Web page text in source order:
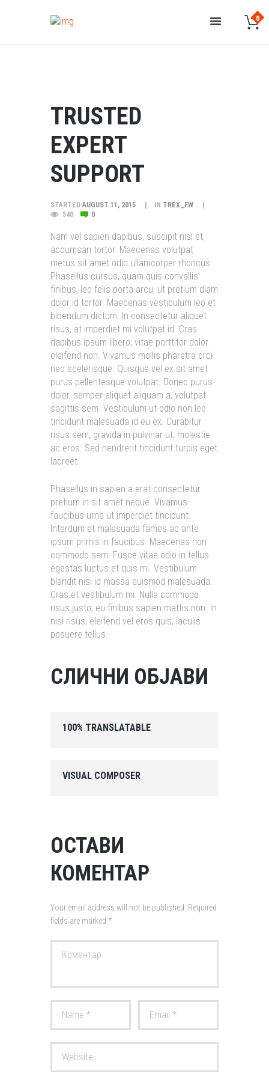
TRUSTED
EXPERT
SUPPORT
STARTED AUGUST 11, 2015 IN TREX_FW
540
0
Nam vel sapien dapibus, suscipit nisl et,
accumsan tortor. Maecenas volutpat
metus sit amet odio ullamcorper rhoncus.
Phasellus cursus, quam quis convallis
finibus, leo felis porta arcu, ut pretium diam
dolor id tortor. Maecenas vestibulum leo et
bibendum dictum. In consectetur aliquet
risus, at imperdiet mi volutpat id. Cras
dapibus ipsum libero, vitae porttitor dolor
eleifend non. Vivamus mollis pharetra orci
nec scelerisque. Quisque vel ex sit amet
purus pellentesque volutpat. Donec purus
dolor, semper aliquet aliquam a, volutpat
sagittis sem. Vestibulum ut odio non leo
tincidunt malesuada id eu ex. Curabitur
risus sem, gravida in pulvinar ut, molestie
ac eros. Sed hendrerit tincidunt turpis eget
laoreet.
Phasellus in sapien a erat consectetur
pretium in sit amet neque. Vivamus
faucibus urna ut imperdiet tincidunt.
Interdum et malesuada fames ac ante
ipsum primis in faucibus. Maecenas non
commodo sem. Fusce vitae odio in tellus
egestas luctus et quis mi. Vestibulum
blandit nisi id massa euismod malesuada.
Cras et vestibulum mi. Nulla commodo
risus justo, eu finibus sapien mattis non. In
nisl risus, eleifend vel eros quis, iaculis
posuere tellus.
СЛИЧНИ ОБЈАВИ
100% TRANSLATABLE
VISUAL COMPOSER
ОСТАВИ
КОМЕНТАР
Your email address will not be published. Required
fields are marked *